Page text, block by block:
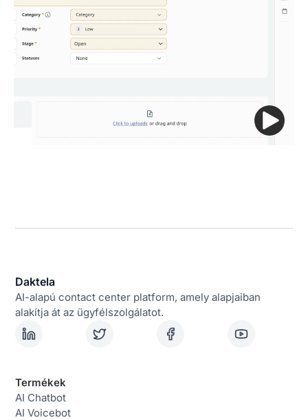
Daktela
AI-alapú contact center platform, amely alapjaiban
alakítja át az ügyfélszolgálatot.
Termékek
AI Chatbot
AI Voicebot